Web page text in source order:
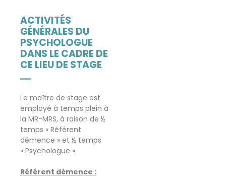
ACTIVITÉS
GÉNÉRALES DU
PSYCHOLOGUE
DANS LE CADRE DE
CE LIEU DE STAGE
Le maître de stage est
employé à temps plein à
la MR-MRS, à raison de ½
temps « Référent
démence » et ½ temps
« Psychologue ».
Référent démence :